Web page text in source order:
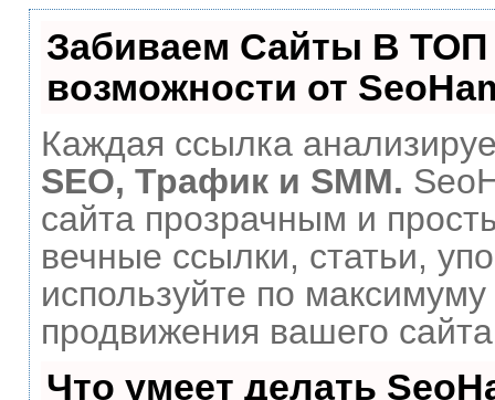
Забиваем Сайты В
возможности от
Каждая ссылка
SEO, Трафик и SMM.
сайта прозрачным и
вечные ссылки, статьи,
используйте по
продвижения вашего
Что умеет делать